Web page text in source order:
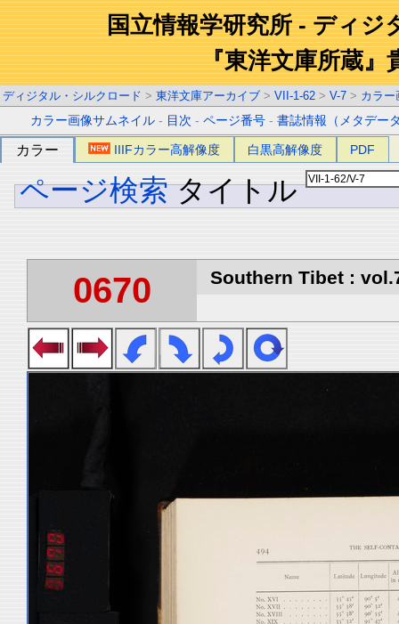
国立情報学研究所 - ディジ
『東洋文庫所蔵』
ディジタル・シルクロード > 東洋文庫アーカイブ > VII-1-62 > V-7 > カラー
カラー画像サムネイル - 目次 -ページ番号 -書誌情報（メタデー
カラー IIIFカラー高解像度 白黒高解像度 PDF
ページ検索 タイトル
0670 Southern Tibet :